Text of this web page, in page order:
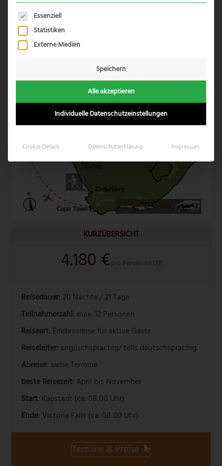
KURZÜBERSICHT
4.180 €pro Person im DZ
Reisedauer: 20 Nächte / 21 Tage
Teilnehmerzahl: max. 12 Personen
Reiseart: Erlebnisreise für aktive Gäste
Reiseleiter: englischsprachig/ teils deutschsprachig
Abreise: siehe Termine
beste Reisezeit: April bis November
Start: Kapstadt (ca. 08:00 Uhr)
Ende: Victoria Falls (ca. 08:00 Uhr)
Termine & Preise
Es folgt eine Liste der Service-Gruppen, für die eine
Essenziell
Statistiken
Externe Medien
Speichern
Alle akzeptieren
Individuelle Datenschutzeinstellungen
Cookie-Details Datenschutzerklärung Impressum